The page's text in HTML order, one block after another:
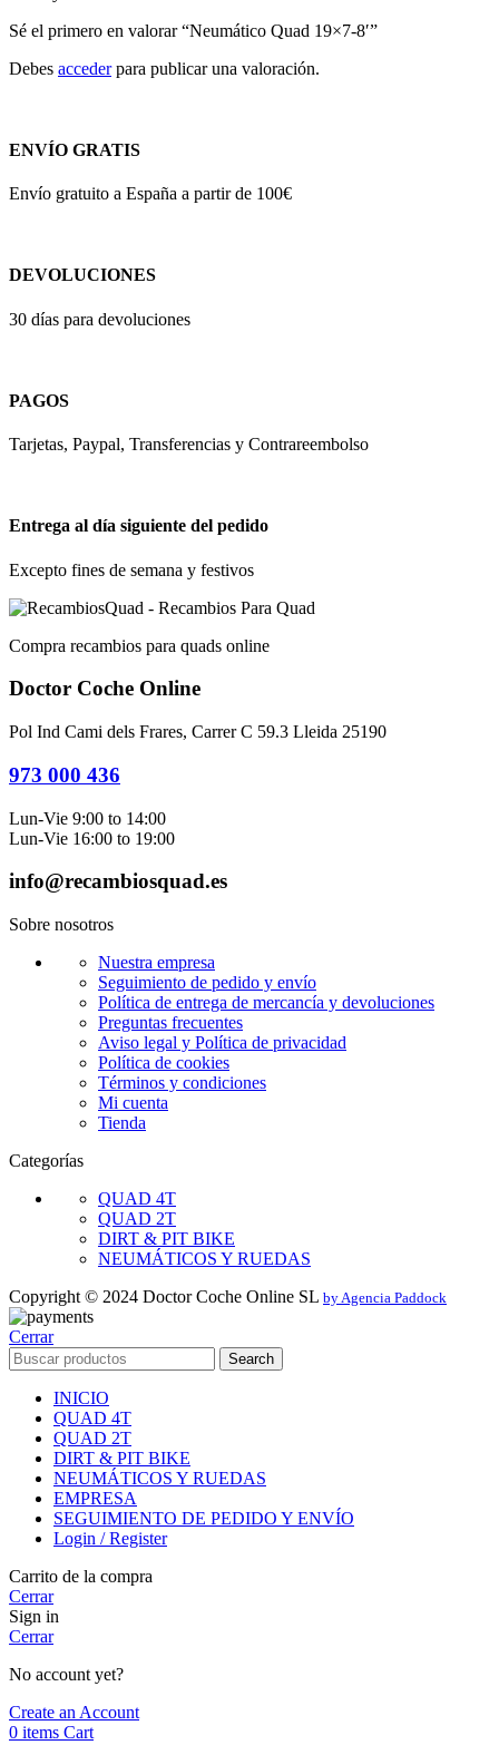
Sé el primero en valorar “Neumático Quad 19×7-8′”
Debes accederpara publicar una valoración.
ENVÍO GRATIS
Envío gratuito a España a partir de 100€
DEVOLUCIONES
30 días para devoluciones
PAGOS
Tarjetas, Paypal, Transferencias y Contrareembolso
Entrega al día siguiente del pedido
Excepto fines de semana y festivos
Compra recambios para quads online
Doctor Coche Online
Pol Ind Cami dels Frares, Carrer C 59.3 Lleida 25190
973 000 436
Lun-Vie 9:00 to 14:00
Lun-Vie 16:00 to 19:00
info@recambiosquad.es
Sobre nosotros
Nuestra empresa
Seguimiento de pedido y envío
Política de entrega de mercancía y devoluciones
Preguntas frecuentes
Aviso legal y Política de privacidad
Política de cookies
Términos y condiciones
Mi cuenta
Tienda
Categorías
QUAD 4T
QUAD 2T
DIRT & PIT BIKE
NEUMÁTICOS Y RUEDAS
Copyright © 2024 Doctor Coche Online SL by Agencia Paddock
Cerrar
Search
INICIO
QUAD 4T
QUAD 2T
DIRT & PIT BIKE
NEUMÁTICOS Y RUEDAS
EMPRESA
SEGUIMIENTO DE PEDIDO Y ENVÍO
Login / Register
Carrito de la compra
Cerrar
Sign in
Cerrar
No account yet?
Create an Account
0 items Cart